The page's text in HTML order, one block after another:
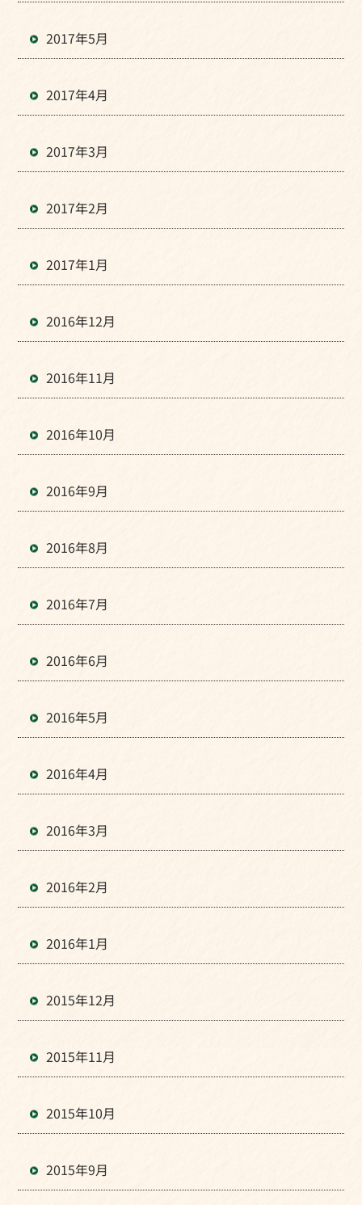
2017年5月
2017年4月
2017年3月
2017年2月
2017年1月
2016年12月
2016年11月
2016年10月
2016年9月
2016年8月
2016年7月
2016年6月
2016年5月
2016年4月
2016年3月
2016年2月
2016年1月
2015年12月
2015年11月
2015年10月
2015年9月